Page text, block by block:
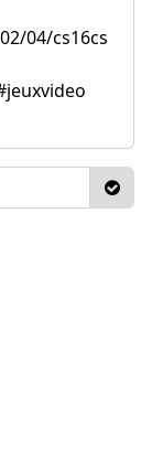
04/cs16cs